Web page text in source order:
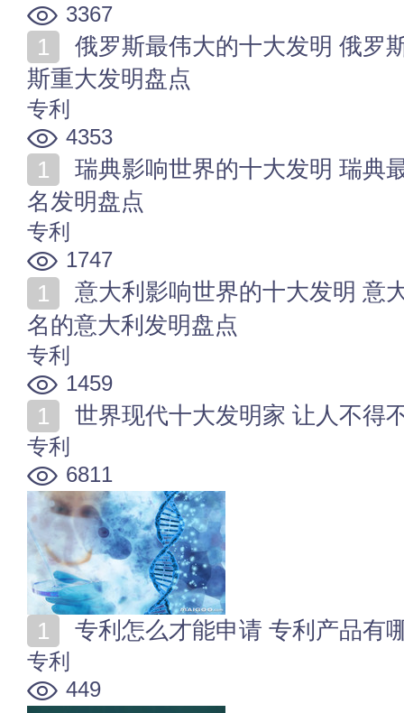
3367
斯重大发明盘点
专利
4353
名发明盘点
专利
1747
名的意大利发明盘点
专利
1459
世界现代十大发明家 让人不得
专利
6811
专利怎么才能申请 专利产品有
专利
449